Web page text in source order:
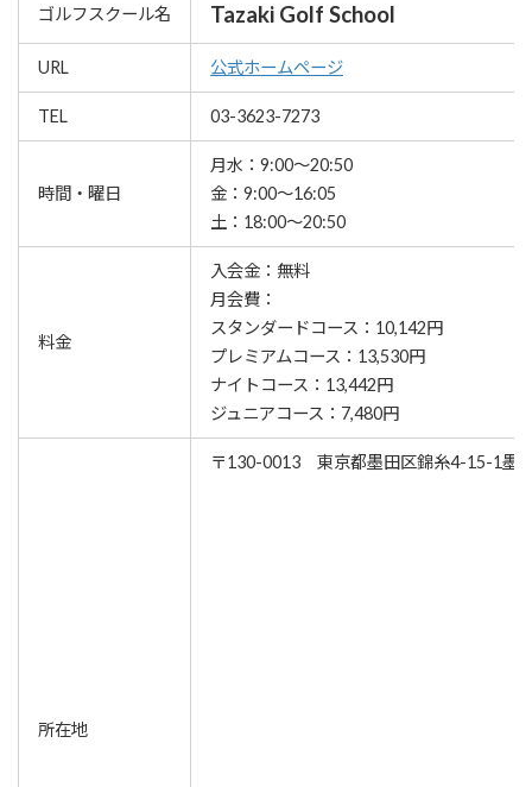
ゴルフスクール名 Tazaki Golf School
URL 公式ホームページ
TEL 03-3623-7273
時間・曜日
月水：9:00～20:50
金：9:00～16:05
土：18:00～20:50
料金
入会金：無料
月会費：
スタンダードコース：10,142円
プレミアムコース：13,530円
ナイトコース：13,442円
ジュニアコース：7,480円
所在地
〒130-0013 東京都墨田区錦糸4-15-1墨